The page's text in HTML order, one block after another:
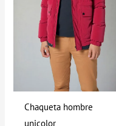
Chaqueta hombre
unicolor